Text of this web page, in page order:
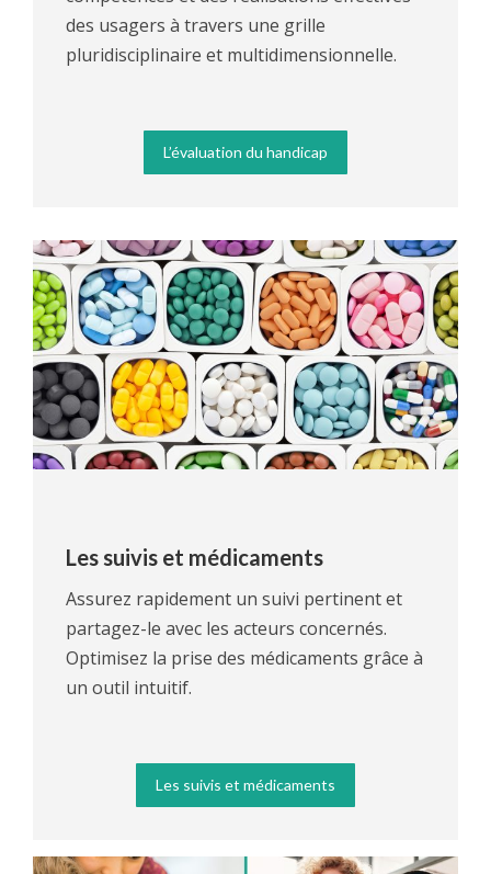
des usagers à travers une grille
pluridisciplinaire et multidimensionnelle.
L’évaluation du handicap
Les suivis et médicaments
Assurez rapidement un suivi pertinent et
partagez-le avec les acteurs concernés.
Optimisez la prise des médicaments grâce à
un outil intuitif.
Les suivis et médicaments